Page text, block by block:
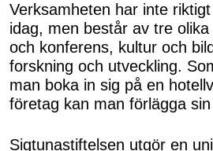
Verksamheten har inte
idag, men består av tre olika
och konferens, kultur och
forskning och utveckling.
man boka in sig på en
företag kan man förlägga
Sigtunastiftelsen utgör en